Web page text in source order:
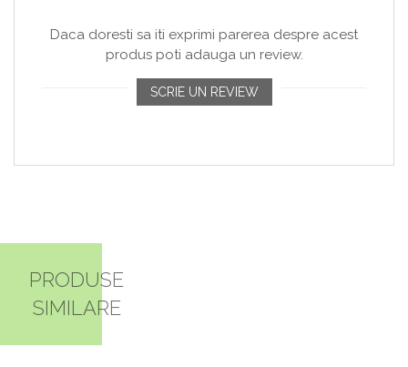
Daca doresti sa iti exprimi parerea despre acest
produs poti adauga un review.
SCRIE UN REVIEW
PRODUSE
SIMILARE